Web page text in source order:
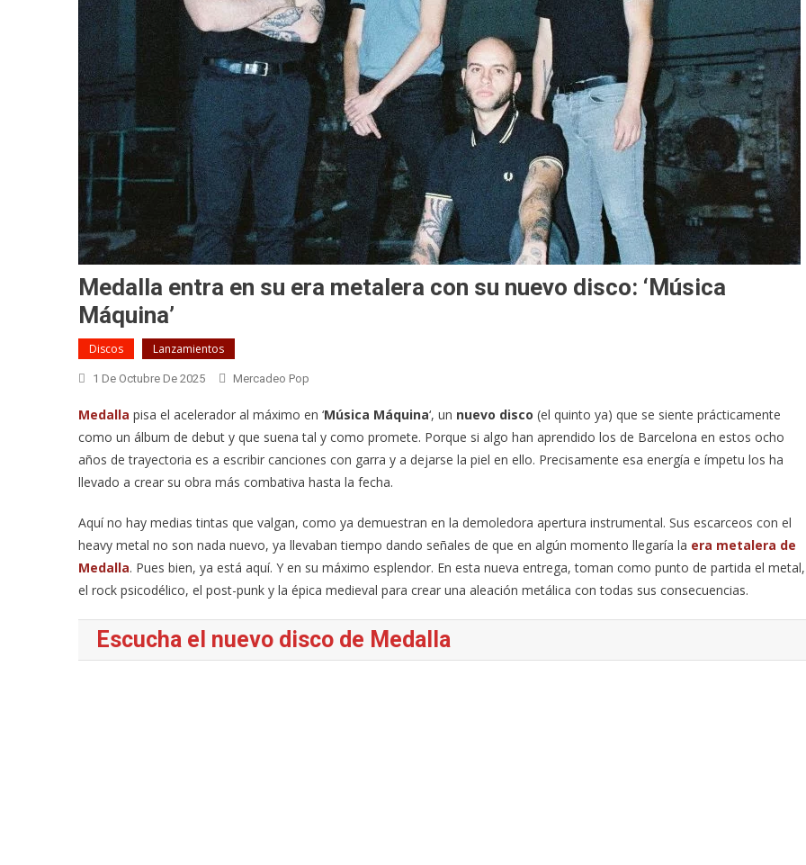
Medalla entra en su era metalera con su nuevo disco: ‘Música
Máquina’
Discos Lanzamientos
1 De Octubre De 2025 Mercadeo Pop
Medalla pisa el acelerador al máximo en ‘Música Máquina‘, un nuevo disco (el quinto ya) que se siente prácticamente
como un álbum de debut y que suena tal y como promete. Porque si algo han aprendido los de Barcelona en estos ocho
años de trayectoria es a escribir canciones con garra y a dejarse la piel en ello. Precisamente esa energía e ímpetu los ha
llevado a crear su obra más combativa hasta la fecha.
Aquí no hay medias tintas que valgan, como ya demuestran en la demoledora apertura instrumental. Sus escarceos con el
heavy metal no son nada nuevo, ya llevaban tiempo dando señales de que en algún momento llegaría la era metalera de
Medalla. Pues bien, ya está aquí. Y en su máximo esplendor. En esta nueva entrega, toman como punto de partida el metal,
el rock psicodélico, el post-punk y la épica medieval para crear una aleación metálica con todas sus consecuencias.
Escucha el nuevo disco de Medalla